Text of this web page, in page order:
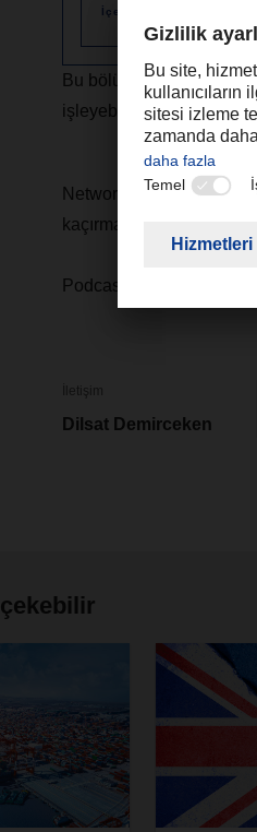
İçeriklere ilişkin daha
Bu bölüm, sosyal
işleyebileceğini ve
Network Talk'u buradan
kaçırmamak için
Podcast'lerimizle ilgili
İletişim
Dilsat Demirceken